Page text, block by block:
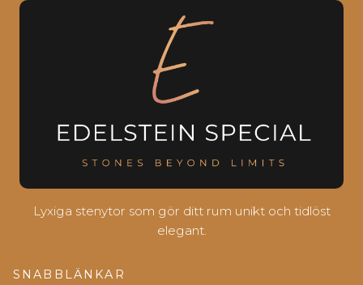
Lyxiga stenytor som gör ditt rum unikt och tidlöst
elegant.
SNABBLÄNKAR